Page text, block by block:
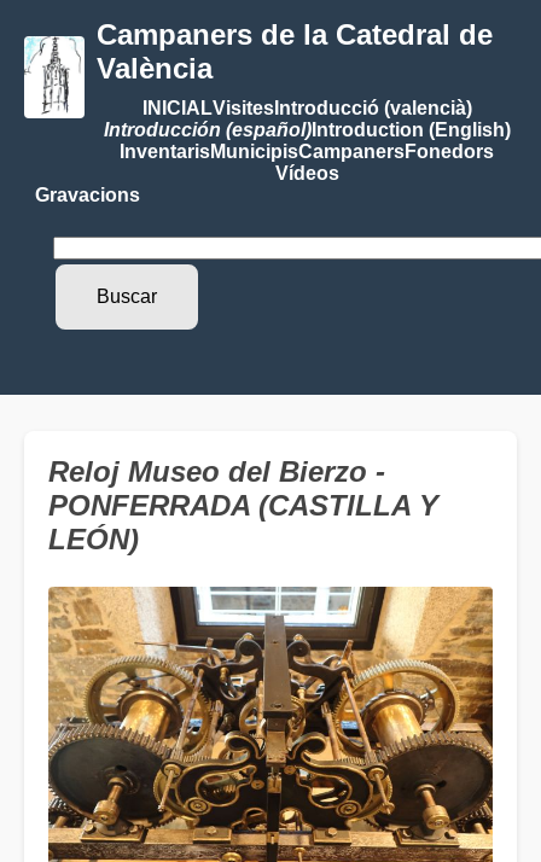
Campaners de la Catedral de
València
INICIALVisitesIntroducció (valencià)
Introducción (español)Introduction (English)
InventarisMunicipisCampanersFonedors
Vídeos
Gravacions
Reloj Museo del Bierzo -
PONFERRADA (CASTILLA Y
LEÓN)